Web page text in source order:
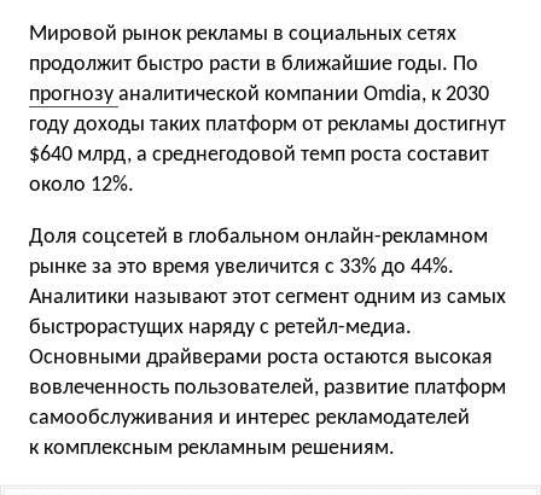
Мировой рынок рекламы в социальных сетях
продолжит быстро расти в ближайшие годы. По
прогнозу аналитической компании Omdia, к 2030
году доходы таких платформ от рекламы достигнут
$640 млрд, а среднегодовой темп роста составит
около 12%.
Доля соцсетей в глобальном онлайн-рекламном
рынке за это время увеличится с 33% до 44%.
Аналитики называют этот сегмент одним из самых
быстрорастущих наряду с ретейл-медиа.
Основными драйверами роста остаются высокая
вовлеченность пользователей, развитие платформ
самообслуживания и интерес рекламодателей
к комплексным рекламным решениям.